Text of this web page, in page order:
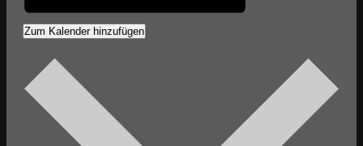
Zum Kalender hinzufügen